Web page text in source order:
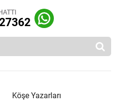
Köşe Yazarları